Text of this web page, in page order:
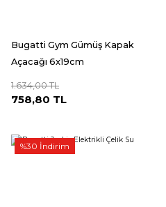
Bugatti Gym Gümüş Kapak
Açacağı 6x19cm
1.634,00 TL
758,80 TL
%30 İndirim